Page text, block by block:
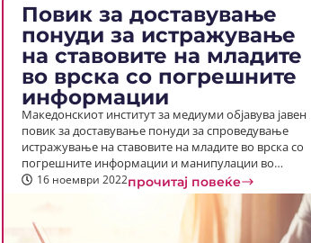
Повик за доставување
понуди за истражување
на ставовите на младите
во врска со погрешните
информации
Македонскиот институт за медиуми објавува јавен
повик за доставување понуди за спроведување
истражување на ставовите на младите во врска со
погрешните информации и манипулации во…
16 ноември 2022прочитај повеќе